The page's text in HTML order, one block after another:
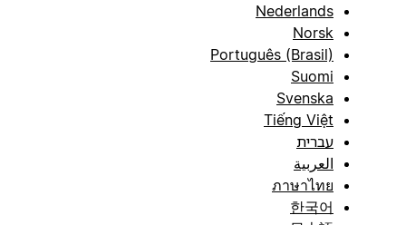
Nederlands
Norsk
Português (Brasil)
Suomi
Svenska
Tiếng Việt
עברית
العربية
ภาษาไทย
한국어